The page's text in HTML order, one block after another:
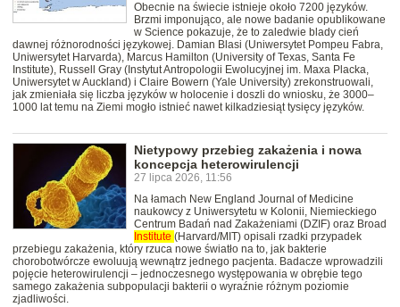
Obecnie na świecie istnieje około 7200 języków.
Brzmi imponująco, ale nowe badanie opublikowane
w Science pokazuje, że to zaledwie blady cień
dawnej różnorodności językowej. Damian Blasi (Uniwersytet Pompeu Fabra,
Uniwersytet Harvarda), Marcus Hamilton (University of Texas, Santa Fe
Institute), Russell Gray (Instytut Antropologii Ewolucyjnej im. Maxa Placka,
Uniwersytet w Auckland) i Claire Bowern (Yale University) zrekonstruowali,
jak zmieniała się liczba języków w holocenie i doszli do wniosku, że 3000–
1000 lat temu na Ziemi mogło istnieć nawet kilkadziesiąt tysięcy języków.
Nietypowy przebieg zakażenia i nowa
koncepcja heterowirulencji
27 lipca 2026, 11:56
Na łamach New England Journal of Medicine
naukowcy z Uniwersytetu w Kolonii, Niemieckiego
Centrum Badań nad Zakażeniami (DZIF) oraz Broad
Institute (Harvard/MIT) opisali rzadki przypadek
przebiegu zakażenia, który rzuca nowe światło na to, jak bakterie
chorobotwórcze ewoluują wewnątrz jednego pacjenta. Badacze wprowadzili
pojęcie heterowirulencji – jednoczesnego występowania w obrębie tego
samego zakażenia subpopulacji bakterii o wyraźnie różnym poziomie
zjadliwości.